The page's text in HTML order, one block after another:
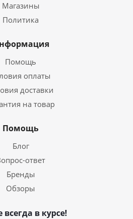
Магазины
Политика
Помощь
оплаты
доставки
на товар
Помощь
Блог
ответ
Бренды
Обзоры
всегда в курсе!